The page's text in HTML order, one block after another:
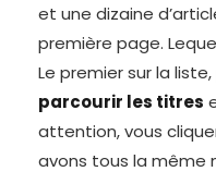
et une dizaine
première page.
Le premier sur la
parcourir les titres
attention, vous
avons tous la même